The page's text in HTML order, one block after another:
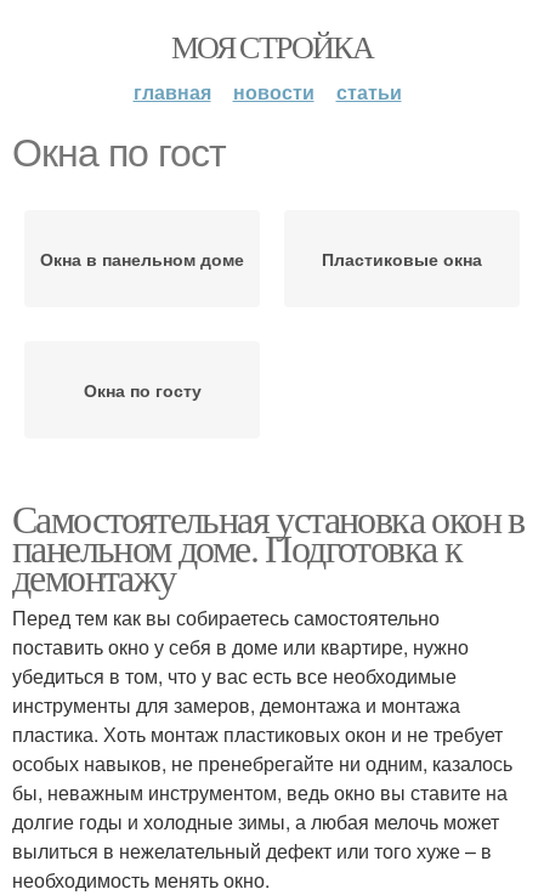
МОЯ СТРОЙКА
главная новости статьи
Окна по гост
Окна в панельном доме Пластиковые окна
Окна по госту
Самостоятельная установка окон в
панельном доме. Подготовка к
демонтажу
Перед тем как вы собираетесь самостоятельно
поставить окно у себя в доме или квартире, нужно
убедиться в том, что у вас есть все необходимые
инструменты для замеров, демонтажа и монтажа
пластика. Хоть монтаж пластиковых окон и не требует
особых навыков, не пренебрегайте ни одним, казалось
бы, неважным инструментом, ведь окно вы ставите на
долгие годы и холодные зимы, а любая мелочь может
вылиться в нежелательный дефект или того хуже – в
необходимость менять окно.